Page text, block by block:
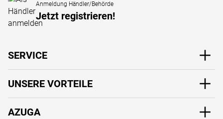
Anmeldung Händler/Behörde
Jetzt registrieren!
SERVICE
UNSERE VORTEILE
AZUGA